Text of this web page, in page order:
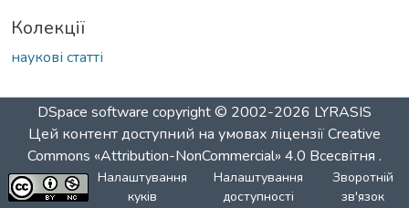
Колекції
наукові статті
DSpace software copyright © 2002-2026 LYRASIS
Цей контент доступний на умовах ліцензіїCreative
Commons «Attribution-NonCommercial» 4.0 Всесвітня .
Налаштування
куків
Налаштування
доступності
Зворотній
зв'язок